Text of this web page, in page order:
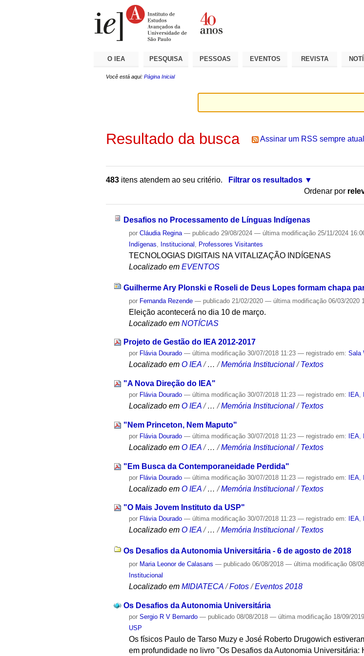
O IEA PESQUISA PESSOAS EVENTOS REVISTA
Você está aqui: Página Inicial
Resultado da busca Assinar um RSS sempre
483 itens atendem ao seu critério.
Filtrar os resultados
Ordenar por
Desafios no Processamento de Línguas Indígenas
porCláudia Regina — publicado 29/08/2024— última modificação 25/11/2024
Indígenas
Institucional Professores Visitantes
TECNOLOGIAS DIGITAIS NA VITALIZAÇÃO INDÍGENAS
Localizado em EVENTOS
Guilherme Ary Plonski e Roseli de Deus Lopes formam chapa
por Fernanda Rezende — publicado 21/02/2020— última modificação 06/03/2020
Eleição acontecerá no dia 10 de março.
Localizado em NOTÍCIAS
Projeto de Gestão do IEA 2012-2017
por Flávia Dourado — última modificação 30/07/2018 11:23— registrado em:Sala
Localizado em O IEA /…/Memória Institucional /Textos
"A Nova Direção do IEA"
por Flávia Dourado — última modificação 30/07/2018 11:23— registrado em: IEA,
Localizado em O IEA /…/Memória Institucional /Textos
"Nem Princeton, Nem Maputo"
por Flávia Dourado — última modificação 30/07/2018 11:23— registrado em: IEA
Localizado em O IEA /…/Memória Institucional /Textos
"Em Busca da Contemporaneidade Perdida"
por Flávia Dourado — última modificação 30/07/2018 11:23— registrado em: IEA
Localizado em O IEA /…/Memória Institucional /Textos
"O Mais Jovem Instituto da USP"
por Flávia Dourado — última modificação 30/07/2018 11:23— registrado em: IEA,
Localizado em O IEA /…/Memória Institucional /Textos
Os Desafios da Autonomia Universitária - 6 de agosto de 2018
por Maria Leonor de Calasans — publicado 06/08/2018— última modificação 08/
Institucional
Localizado em MIDIATECA /Fotos /Eventos 2018
Os Desafios da Autonomia Universitária
porSergio R V Bernardo — publicado 08/08/2018— última modificação 18/09/
USP
Os físicos Paulo de Tarso Muzy e José Roberto Drugowich
em profundidade no livro "Os Desafios da Autonomia